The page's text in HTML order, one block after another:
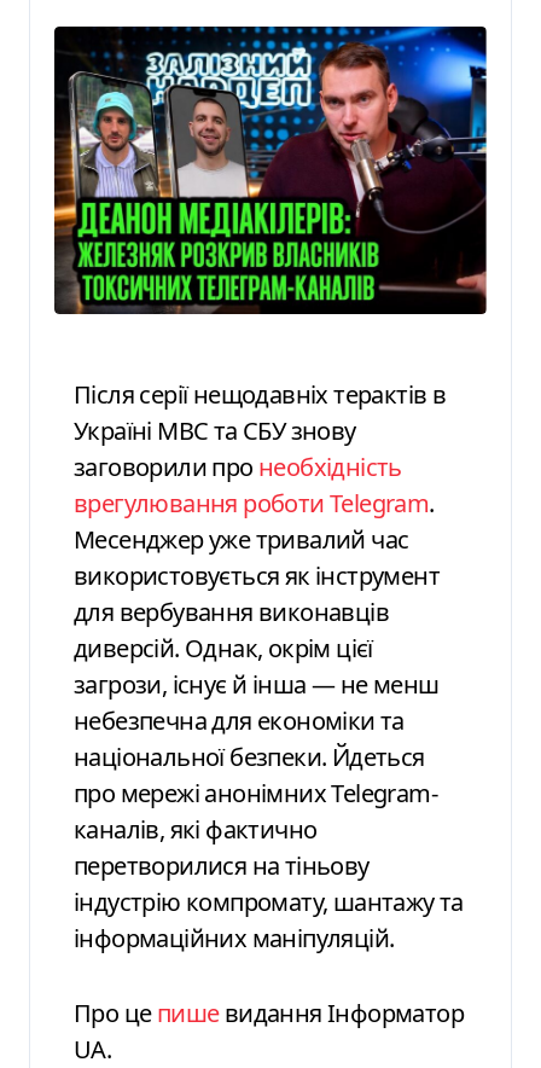
Після серії нещодавніх терактів в
Україні МВС та СБУ знову
заговорили про необхідність
врегулювання роботи Telegram.
Месенджер уже тривалий час
використовується як інструмент
для вербування виконавців
диверсій. Однак, окрім цієї
загрози, існує й інша — не менш
небезпечна для економіки та
національної безпеки. Йдеться
про мережі анонімних Telegram-
каналів, які фактично
перетворилися на тіньову
індустрію компромату, шантажу та
інформаційних маніпуляцій.
Про цепишевидання Інформатор
UA.